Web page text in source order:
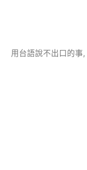
用台語說不出口的事,